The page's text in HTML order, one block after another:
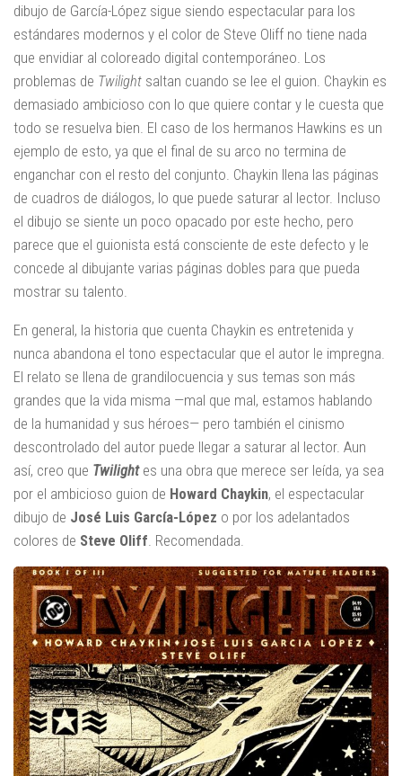
dibujo de García-López sigue siendo espectacular para los
estándares modernos y el color de Steve Oliff no tiene nada
que envidiar al coloreado digital contemporáneo. Los
problemas de Twilight saltan cuando se lee el guion. Chaykin es
demasiado ambicioso con lo que quiere contar y le cuesta que
todo se resuelva bien. El caso de los hermanos Hawkins es un
ejemplo de esto, ya que el final de su arco no termina de
enganchar con el resto del conjunto. Chaykin llena las páginas
de cuadros de diálogos, lo que puede saturar al lector. Incluso
el dibujo se siente un poco opacado por este hecho, pero
parece que el guionista está consciente de este defecto y le
concede al dibujante varias páginas dobles para que pueda
mostrar su talento.
En general, la historia que cuenta Chaykin es entretenida y
nunca abandona el tono espectacular que el autor le impregna.
El relato se llena de grandilocuencia y sus temas son más
grandes que la vida misma —mal que mal, estamos hablando
de la humanidad y sus héroes— pero también el cinismo
descontrolado del autor puede llegar a saturar al lector. Aun
así, creo que Twilightes una obra que merece ser leída, ya sea
por el ambicioso guion de Howard Chaykin, el espectacular
dibujo de José Luis García-López o por los adelantados
colores de Steve Oliff . Recomendada.